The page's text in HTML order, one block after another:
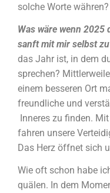
solche Worte währen?
Was wäre wenn 2025
sanft mit mir selbst
das Jahr ist, in dem
sprechen?
einem besseren Ort
freundliche und
Inneres zu finden.
fahren unsere
Das Herz öffnet sich
Wie oft schon habe
quälen. In dem